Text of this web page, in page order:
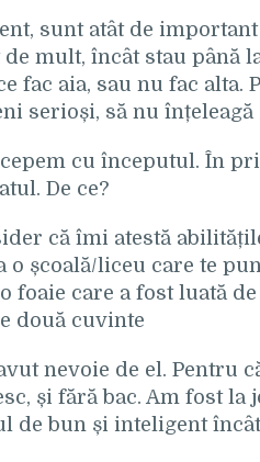
sunt atât de
de mult, încât stau până
fac aia, sau nu fac
serioși, să nu
cu începutul. În
De ce?
că îmi atestă
o școală/liceu care te
foaie care a fost luată
două cuvinte
nevoie de el. Pentru
și fără bac. Am fost la
de bun și inteligent